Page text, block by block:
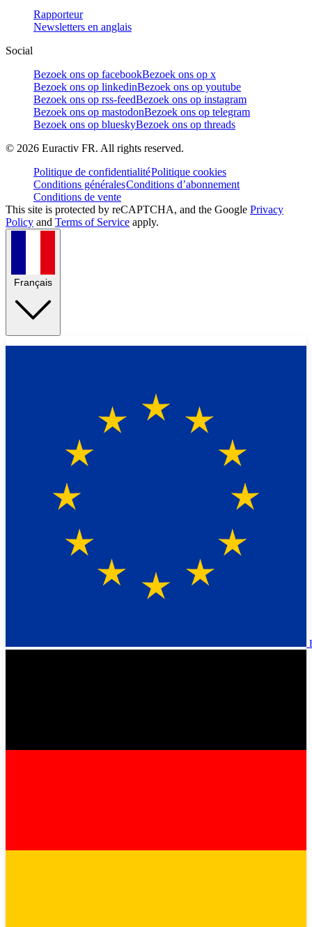
Rapporteur
Newsletters en anglais
Social
Bezoek ons op facebookBezoek ons op x
Bezoek ons op linkedinBezoek ons op youtube
Bezoek ons op rss-feedBezoek ons op instagram
Bezoek ons op mastodonBezoek ons op telegram
Bezoek ons op blueskyBezoek ons op threads
© 2026 Euractiv FR. All rights reserved.
Politique de confidentialitéPolitique cookies
Conditions généralesConditions d’abonnement
Conditions de vente
This site is protected by reCAPTCHA, and the Google Privacy
Policy and Terms of Service apply.
Français